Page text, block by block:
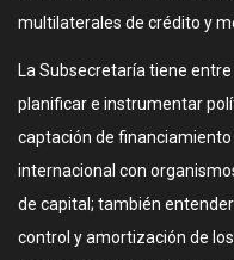
multilaterales de crédito y
La Subsecretaría tiene
planificar e instrumentar
captación de
internacional con
de capital; también
control y amortización de